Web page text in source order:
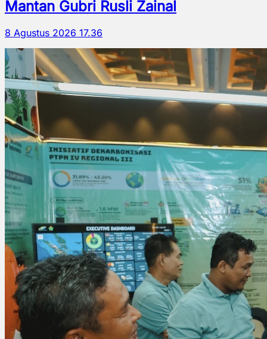
Mantan Gubri Rusli Zainal
8 Agustus 2026 17.36